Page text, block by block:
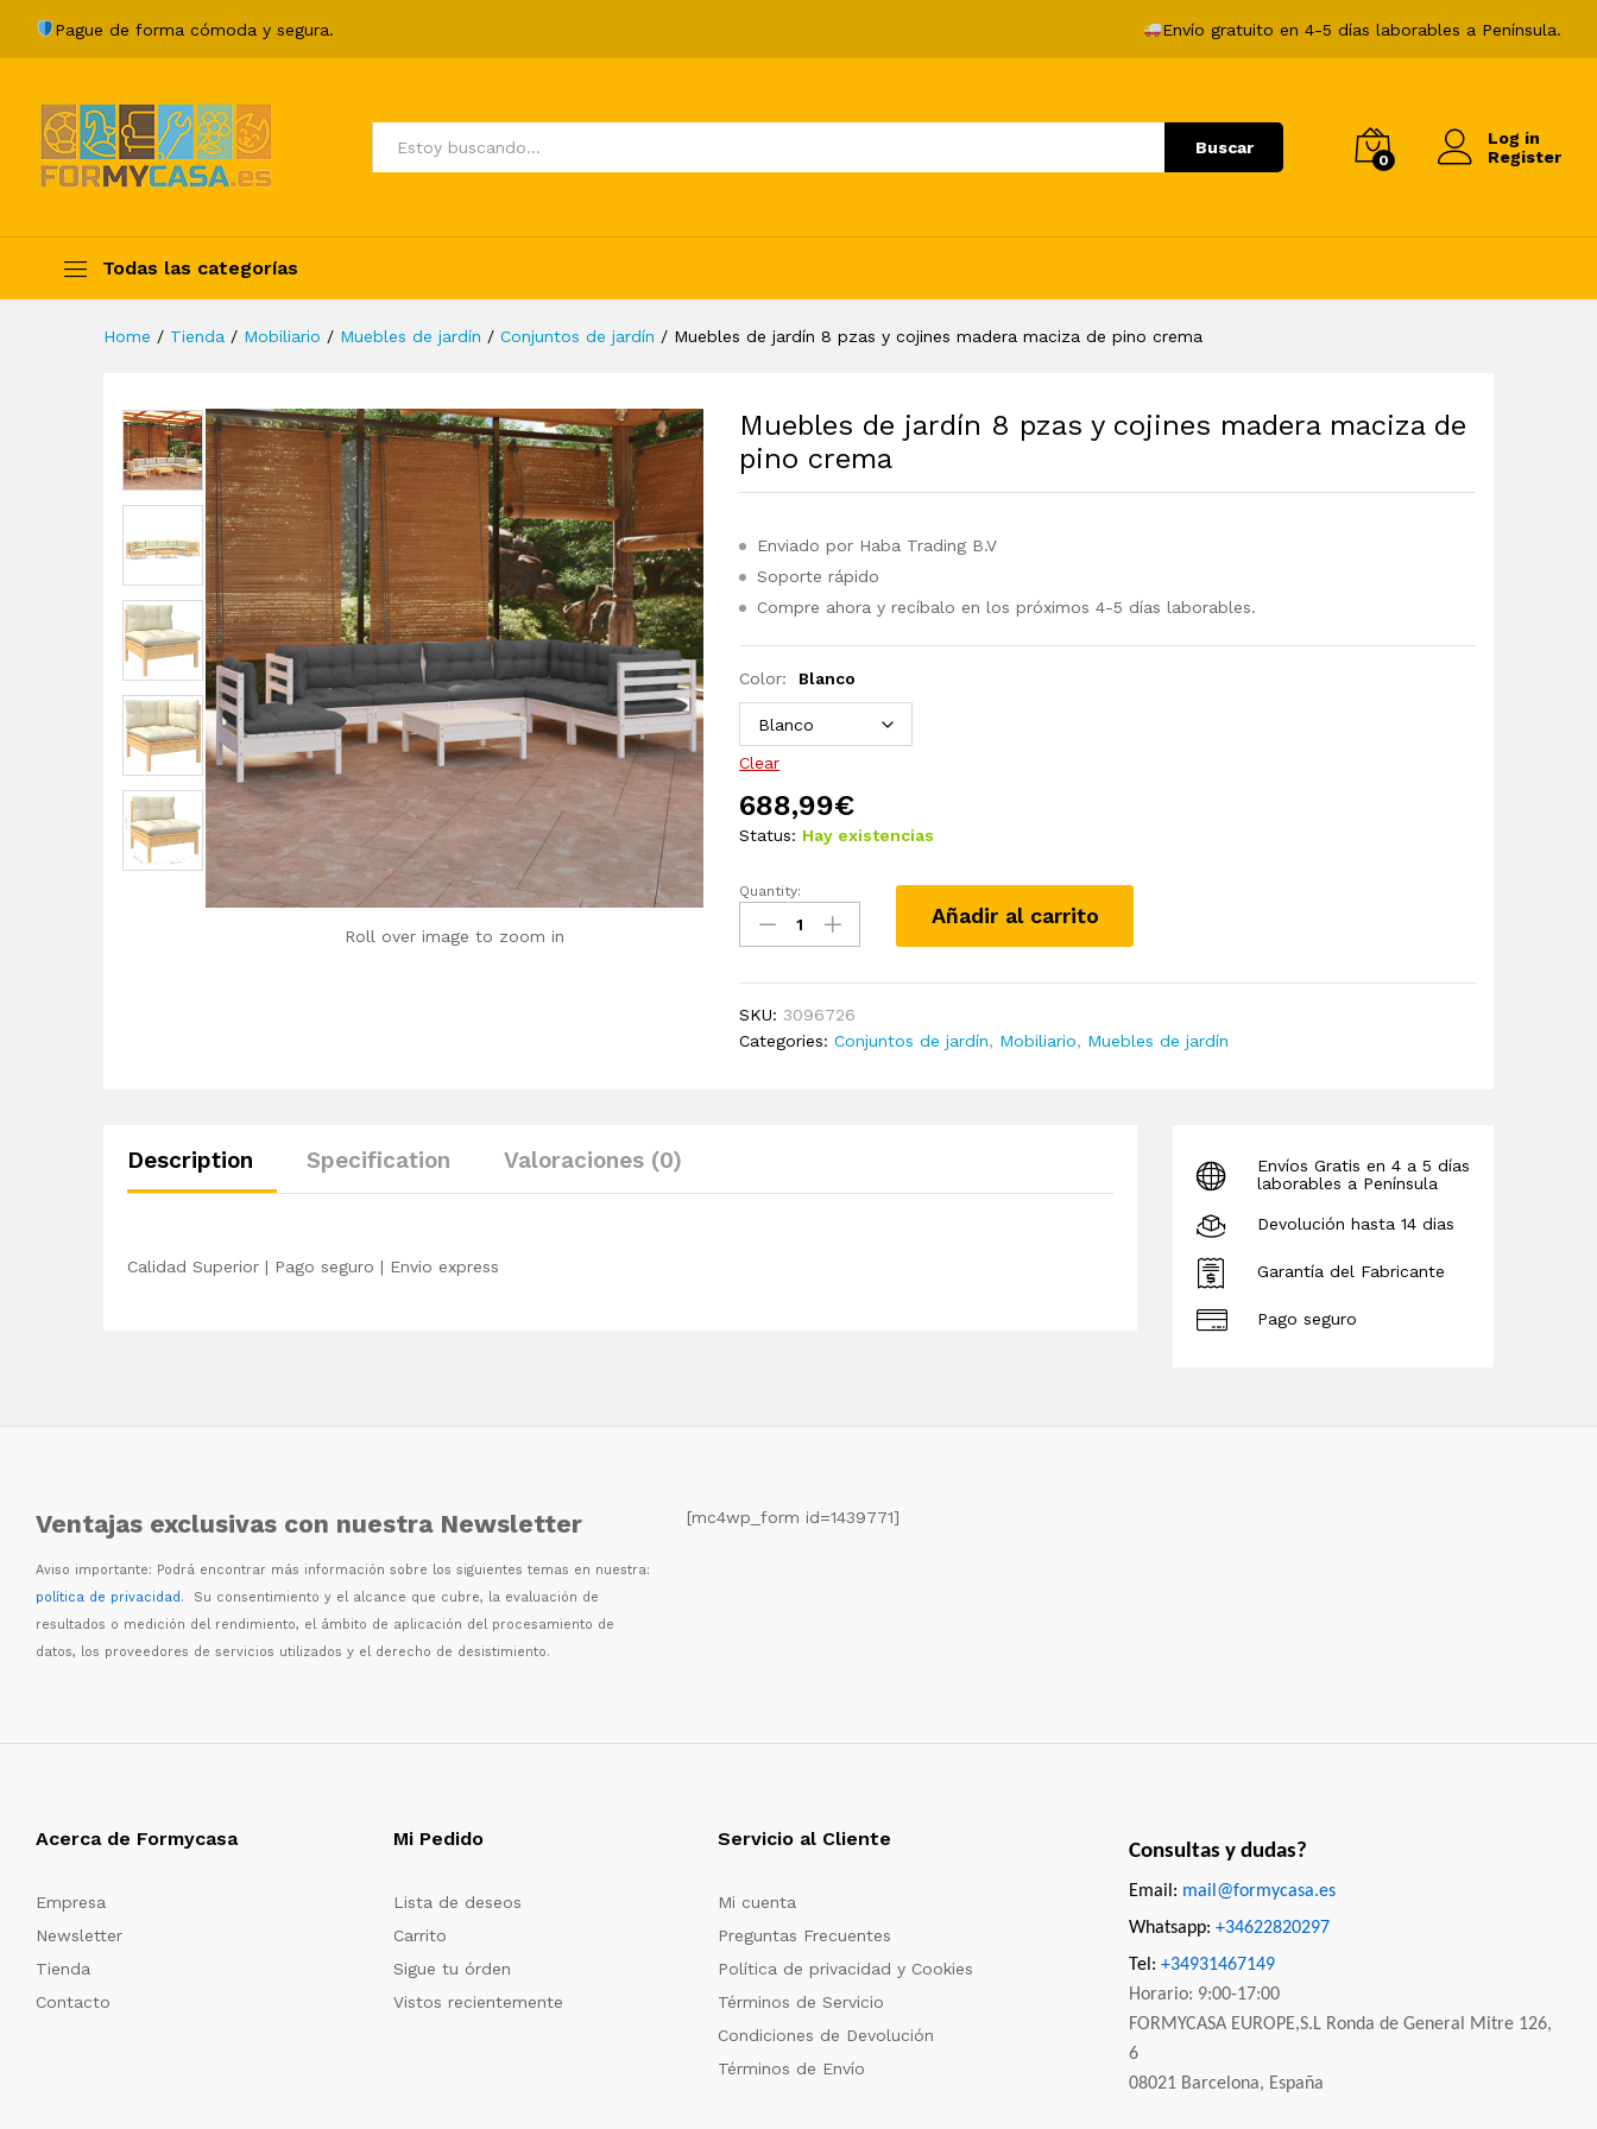
Pague de forma cómoda y segura. Envío gratuito en 4-5 días laborables a Península.
Todos Buscar
0
Log in
Register
Todas las categorías
y animales
Home / Tienda / Mobiliario / Muebles de jardín / Conjuntos de jardín / Muebles de jardín 8 pzas y cojines madera maciza de pino crema
Roll over image to zoom in
Muebles de jardín 8 pzas y cojines madera maciza de
pino crema
Enviado por Haba Trading B.V
Soporte rápido
Compre ahora y recíbalo en los próximos 4-5 días laborables.
Color: Blanco
Clear
688,99€
Status: Hay existencias
Muebles
jardín
y
cojines
Quantity:
Añadir al carrito
SKU:3096726
Categories:Conjuntos de jardín, Mobiliario, Muebles de jardín
Description Specification Valoraciones (0)
Calidad Superior | Pago seguro | Envio express
Envíos Gratis en 4 a 5 días
laborables a Península
Devolución hasta 14 dias
Garantía del Fabricante
Pago seguro
Ventajas exclusivas con nuestra Newsletter
Aviso importante: Podrá encontrar más información sobre los siguientes temas en nuestra:
política de privacidad. Su consentimiento y el alcance que cubre, la evaluación de
resultados o medición del rendimiento, el ámbito de aplicación del procesamiento de
datos, los proveedores de servicios utilizados y el derecho de desistimiento.
[mc4wp_form id=1439771]
Acerca de Formycasa
Empresa
Newsletter
Tienda
Contacto
Mi Pedido
Lista de deseos
Carrito
Sigue tu órden
Vistos recientemente
Servicio al Cliente
Mi cuenta
Preguntas Frecuentes
Política de privacidad y Cookies
Términos de Servicio
Condiciones de Devolución
Términos de Envío
Consultas y dudas?
Email: mail@formycasa.es
Whatsapp: +34622820297
Tel: +34931467149
Horario: 9:00-17:00
FORMYCASA EUROPE,S.L Ronda de General Mitre 126,
6
08021 Barcelona, España
Description Specification
617,99€ Añadir al carrito